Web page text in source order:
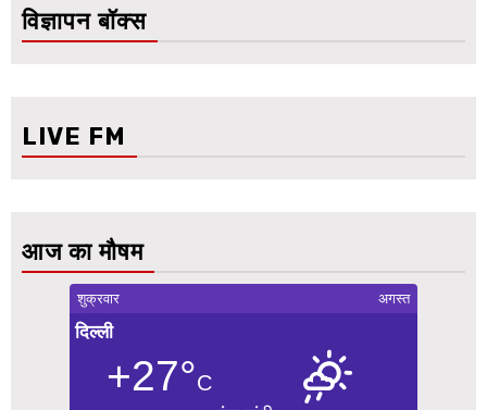
विज्ञापन बॉक्स
LIVE FM
आज का मौषम
शुक्रवार अगस्त
दिल्ली
+27°C